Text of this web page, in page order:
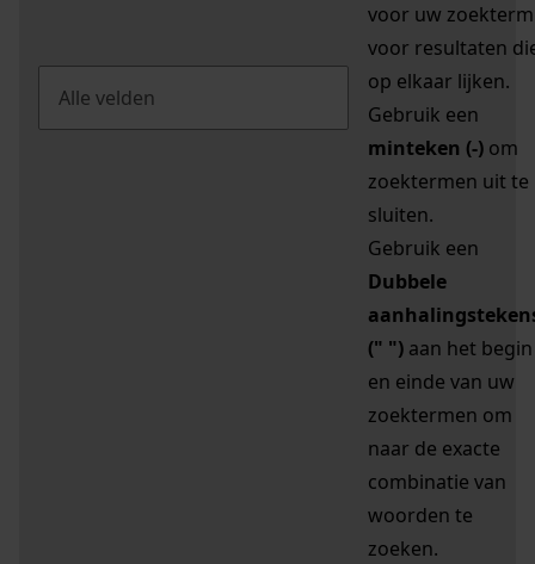
voor uw zoekterm
voor resultaten
op elkaar lijken.
Gebruik een
minteken (-) om
zoektermen uit te
sluiten.
Gebruik een
Dubbele
(" ") aan het begin
en einde van uw
zoektermen om
naar de exacte
combinatie van
woorden te
zoeken.